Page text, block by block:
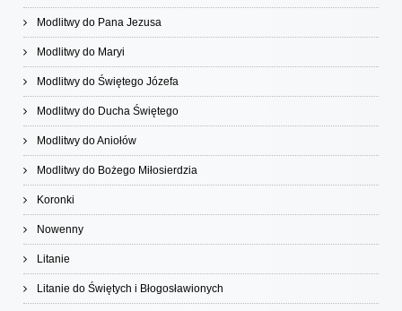
Modlitwy do Pana Jezusa
Modlitwy do Maryi
Modlitwy do Świętego Józefa
Modlitwy do Ducha Świętego
Modlitwy do Aniołów
Modlitwy do Bożego Miłosierdzia
Koronki
Nowenny
Litanie
Litanie do Świętych i Błogosławionych